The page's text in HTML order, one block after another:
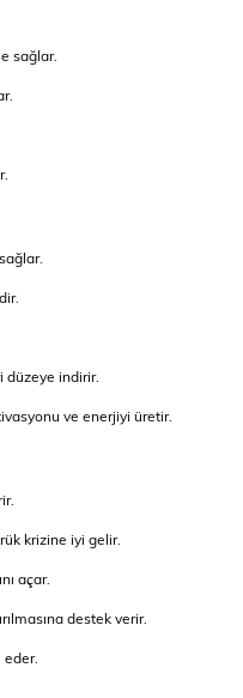
sağlar.
düzeye indirir.
ve enerjiyi üretir.
krizine iyi gelir.
açar.
destek verir.
eder.